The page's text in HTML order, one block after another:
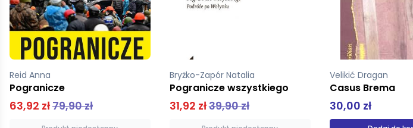
Reid Anna
Pogranicze
63,92 zł79,90 zł
Bryżko-Zapór Natalia
Pogranicze wszystkiego
31,92 zł39,90 zł
Velikić Dragan
Casus Brema
30,00 zł